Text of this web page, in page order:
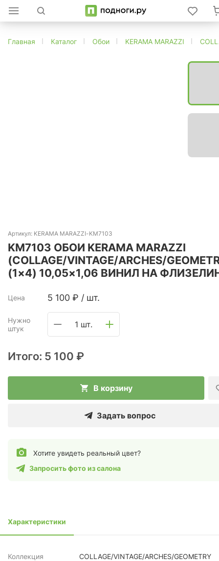
Главная Каталог Обои KERAMA MARAZZI
Артикул: KERAMA MARAZZI-KM7103
KM7103 ОБОИ KERAMA MARAZZI
(COLLAGE/VINTAGE/ARCHES/
(1×4) 10,05×1,06 ВИНИЛ НА
Цена 5 100 ₽ / шт.
Нужно
штук
1 шт.
Итого: 5 100 ₽
В корзину
Задать вопрос
Хотите увидеть реальный цвет?
Запросить фото из салона
Характеристики
Коллекция COLLAGE/VINTAGE/ARCHES/GEOMETRY